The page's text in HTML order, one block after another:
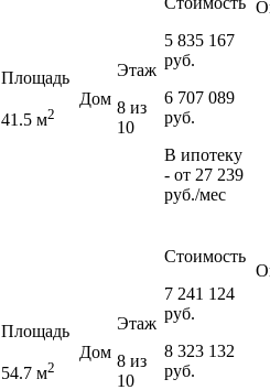
Площадь
41.5 м2
Дом
Этаж
8 из
10
5 835 167
руб.
6 707 089
руб.
В ипотеку
- от 27 239
руб./мес
Площадь
54.7 м2
Дом
Этаж
8 из
10
Стоимость
7 241 124
руб.
8 323 132
руб.